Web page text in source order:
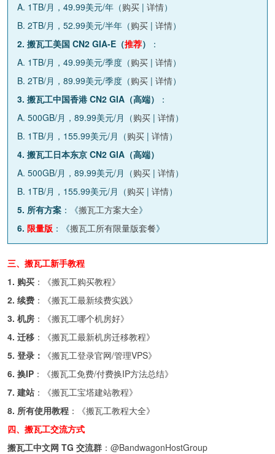
A. 1TB/月，49.99美元/年（购买 | 详情）
B. 2TB/月，52.99美元/半年（购买 | 详情）
2. 搬瓦工美国 CN2 GIA-E（推荐）
：
A. 1TB/月，49.99美元/季度（购买 | 详情）
B. 2TB/月，89.99美元/季度（购买 | 详情）
3. 搬瓦工中国香港 CN2 GIA（高端）
：
A. 500GB/月，89.99美元/月（购买 | 详情）
B. 1TB/月，155.99美元/月（购买 | 详情）
4. 搬瓦工日本东京 CN2 GIA（高端）
A. 500GB/月，89.99美元/月（购买 | 详情）
B. 1TB/月，155.99美元/月（购买 | 详情）
5. 所有方案 ：《搬瓦工方案大全》
6. 限量版 ：《搬瓦工所有限量版套餐》
三、搬瓦工新手教程
1. 购买 ：《搬瓦工购买教程》
2. 续费 ：《搬瓦工最新续费实践》
3. 机房 ：《搬瓦工哪个机房好》
4. 迁移 ：《搬瓦工最新机房迁移教程》
5. 登录：
《搬瓦工登录官网/管理VPS》
6. 换IP ：《搬瓦工免费/付费换IP方法总结》
7. 建站 ：《搬瓦工宝塔建站教程》
8. 所有使用教程 ：《搬瓦工教程大全》
四、搬瓦工交流方式
搬瓦工中文网 TG 交流群 ： @BandwagonHostGroup